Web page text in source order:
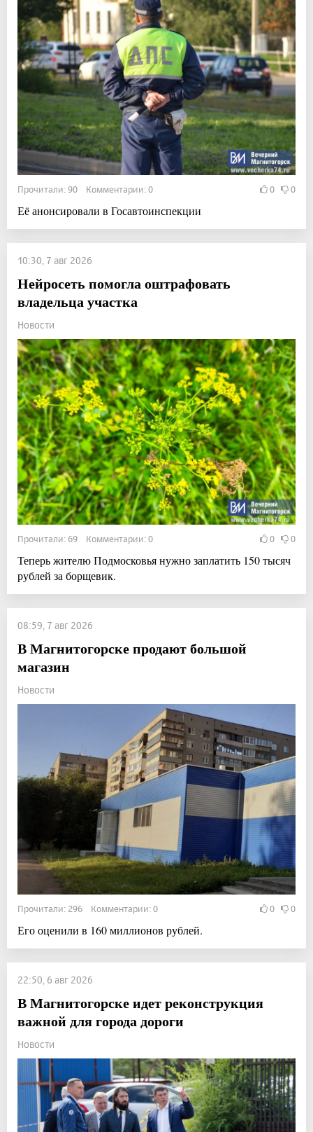
Прочитали: 90 Комментарии: 0 0 0
Её анонсировали в Госавтоинспекции
10:30, 7 авг 2026
Нейросеть помогла оштрафовать
владельца участка
Новости
Прочитали: 69 Комментарии: 0 0 0
Теперь жителю Подмосковья нужно заплатить 150 тысяч
рублей за борщевик.
08:59, 7 авг 2026
В Магнитогорске продают большой
магазин
Новости
Прочитали: 296 Комментарии: 0 0 0
Его оценили в 160 миллионов рублей.
22:50, 6 авг 2026
В Магнитогорске идет реконструкция
важной для города дороги
Новости